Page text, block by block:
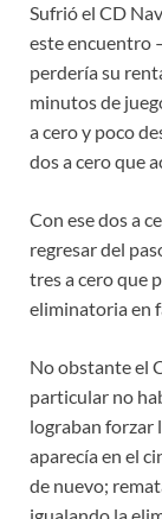
Sufrió el CD
este encuentro
perdería su
minutos de
a cero y poco
dos a cero que
Con ese dos a
regresar del
tres a cero que
eliminatoria en
No obstante el
particular no
lograban forzar
aparecía en el
de nuevo;